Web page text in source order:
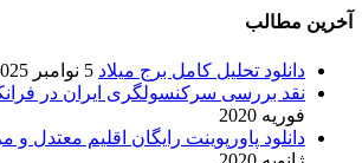
آخرین مطالب
دانلود تحلیل کامل برج میلاد 5 نوامبر 2025
نقد بررسی سرکنسولگری ایران در
فوریه 2020
دانلود پاورپوینت رایگان اقلیم